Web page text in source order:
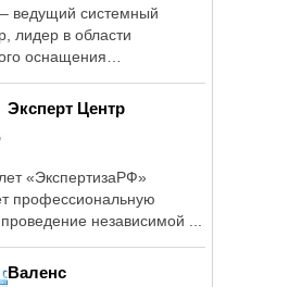
ведущий системный
лидер в области
оснащения
Эксперт Центр
«ЭкспертизаРФ»
профессиональную
независимой ...
Валенс